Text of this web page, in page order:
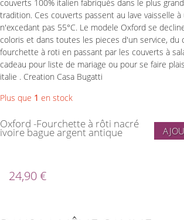
couverts 100% italien fabriqués dans le plus
tradition. Ces couverts passent au lave vaisselle
n'excedant pas 55°C. Le modele Oxford se
coloris et dans toutes les pieces d'un service, du
fourchette à roti en passant par les couverts à
cadeau pour liste de mariage ou pour se faire
italie . Creation Casa Bugatti
Plus que 1 en stock
Oxford -Fourchette à rôti nacré
ivoire bague argent antique
24,90 €